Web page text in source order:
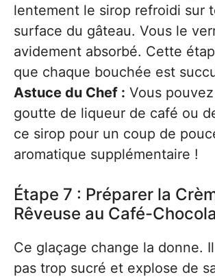
lentement le sirop refroidi sur
surface du gâteau. Vous le
avidement absorbé. Cette
que chaque bouchée est
Astuce du Chef : Vous
goutte de liqueur de café ou
ce sirop pour un coup de
aromatique supplémentaire !
Étape 7 : Préparer la
Rêveuse au Café-
Ce glaçage change la donne.
pas trop sucré et explose de